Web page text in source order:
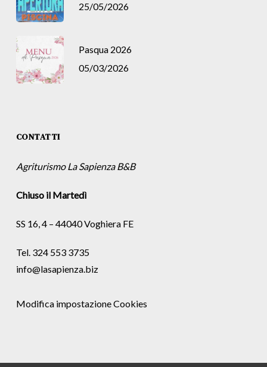
25/05/2026
Pasqua 2026
05/03/2026
CONTATTI
Agriturismo La Sapienza B&B
Chiuso il Martedì
SS 16, 4 – 44040 Voghiera FE
Tel. 324 553 3735
info@lasapienza.biz
Modifica impostazione Cookies